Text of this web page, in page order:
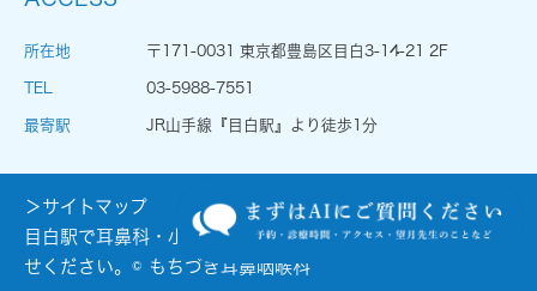
所在地 〒171-0031 東京都豊島区目白3-14-21 2F
TEL 03-5988-7551
最寄駅 JR山手線『目白駅』より徒歩1分
＞サイトマップ
目白駅で耳鼻科・小児耳鼻科をお探しの際はお気軽にお問合
せください。© もちづき耳鼻咽喉科